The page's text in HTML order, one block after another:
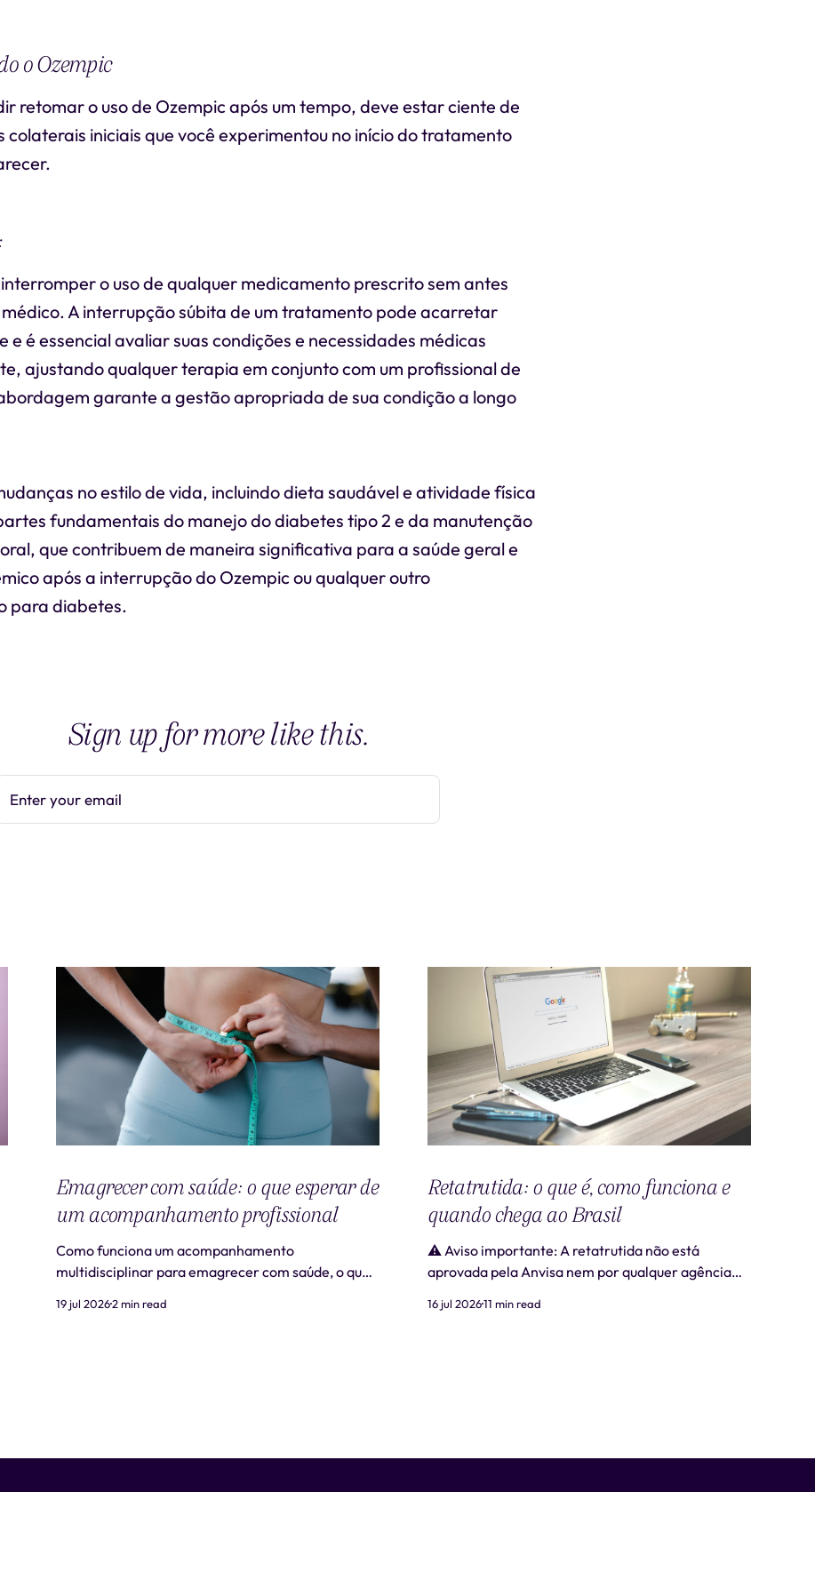
o Ozempic
retomar o uso de Ozempic após um tempo, deve estar ciente de
colaterais iniciais que você experimentou no início do tratamento
o uso de qualquer medicamento prescrito sem antes
A interrupção súbita de um tratamento pode acarretar
e é essencial avaliar suas condições e necessidades médicas
ajustando qualquer terapia em conjunto com um profissional de
garante a gestão apropriada de sua condição a longo
no estilo de vida, incluindo dieta saudável e atividade física
fundamentais do manejo do diabetes tipo 2 e da manutenção
que contribuem de maneira significativa para a saúde geral e
após a interrupção do Ozempic ou qualquer outro
para diabetes.
Sign up for more like this.
Enter your email
Emagrecer com saúde: o que esperar de
um acompanhamento profissional
Como funciona um acompanhamento
multidisciplinar para emagrecer com saúde, o que
profissional.
19 jul 20262 min read
Retatrutida: o que é, como funciona e
quando chega ao Brasil
⚠️ Aviso importante: A retatrutida não está
aprovada pela Anvisa nem por qualquer agência
como "retatrutida" fora de estudos clínicos
16 jul 202611 min read